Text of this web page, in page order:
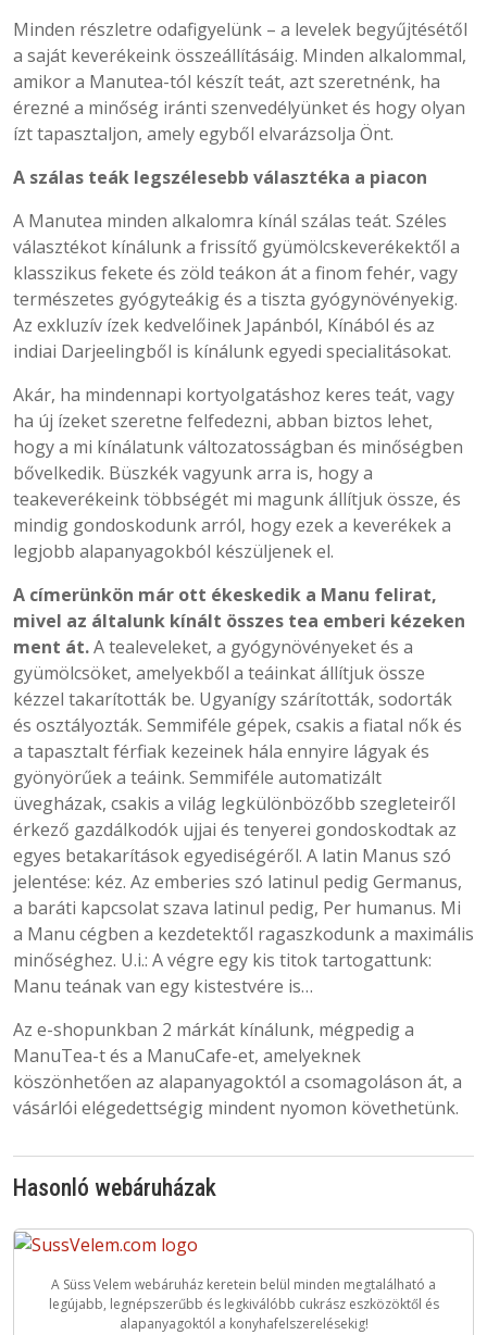
Minden részletre odafigyelünk – a levelek begyűjtésétől
a saját keverékeink összeállításáig. Minden alkalommal,
amikor a Manutea-tól készít teát, azt szeretnénk, ha
érezné a minőség iránti szenvedélyünket és hogy olyan
ízt tapasztaljon, amely egyből elvarázsolja Önt.
A szálas teák legszélesebb választéka a piacon
A Manutea minden alkalomra kínál szálas teát. Széles
választékot kínálunk a frissítő gyümölcskeverékektől a
klasszikus fekete és zöld teákon át a finom fehér, vagy
természetes gyógyteákig és a tiszta gyógynövényekig.
Az exkluzív ízek kedvelőinek Japánból, Kínából és az
indiai Darjeelingből is kínálunk egyedi specialitásokat.
Akár, ha mindennapi kortyolgatáshoz keres teát, vagy
ha új ízeket szeretne felfedezni, abban biztos lehet,
hogy a mi kínálatunk változatosságban és minőségben
bővelkedik. Büszkék vagyunk arra is, hogy a
teakeverékeink többségét mi magunk állítjuk össze, és
mindig gondoskodunk arról, hogy ezek a keverékek a
legjobb alapanyagokból készüljenek el.
A címerünkön már ott ékeskedik a Manu felirat,
mivel az általunk kínált összes tea emberi kézeken
ment át.A tealeveleket, a gyógynövényeket és a
gyümölcsöket, amelyekből a teáinkat állítjuk össze
kézzel takarították be. Ugyanígy szárították, sodorták
és osztályozták. Semmiféle gépek, csakis a fiatal nők és
a tapasztalt férfiak kezeinek hála ennyire lágyak és
gyönyörűek a teáink. Semmiféle automatizált
üvegházak, csakis a világ legkülönbözőbb szegleteiről
érkező gazdálkodók ujjai és tenyerei gondoskodtak az
egyes betakarítások egyediségéről. A latin Manus szó
jelentése: kéz. Az emberies szó latinul pedig Germanus,
a baráti kapcsolat szava latinul pedig, Per humanus. Mi
a Manu cégben a kezdetektől ragaszkodunk a maximális
minőséghez. U.i.: A végre egy kis titok tartogattunk:
Manu teának van egy kistestvére is…
Az e-shopunkban 2 márkát kínálunk, mégpedig a
ManuTea-t és a ManuCafe-et, amelyeknek
köszönhetően az alapanyagoktól a csomagoláson át, a
vásárlói elégedettségig mindent nyomon követhetünk.
Hasonló webáruházak
A Süss Velem webáruház keretein belül minden megtalálható a
legújabb, legnépszerűbb és legkiválóbb cukrász eszközöktől és
alapanyagoktól a konyhafelszerelésekig!